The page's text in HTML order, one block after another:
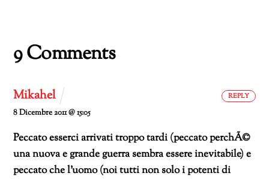
9 Comments
Mikahel
8 Dicembre 2011 @ 15:05
Peccato esserci arrivati troppo tardi (peccato perchÃ©
una nuova e grande guerra sembra essere inevitabile) e
peccato che l’uomo (noi tutti non solo i potenti di
REPLY